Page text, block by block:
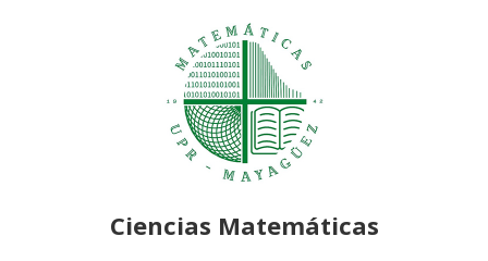
Ciencias Matemáticas